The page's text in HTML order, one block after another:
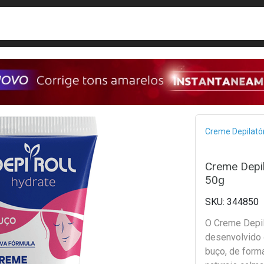
Creme
Creme
50g
344850
O Creme
desenvolvido
buço, de